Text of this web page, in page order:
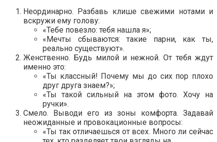
Неординарно. Разбавь клише свежими нотами и
вскружи ему голову:
«Тебе повезло: тебя нашла я»;
«Мечты сбываются: такие парни, как ты,
реально существуют».
Женственно. Будь милой и нежной. От тебя ждут
именно это:
«Ты классный! Почему мы до сих пор плохо
друг друга знаем?»;
«Ты такой сильный на этом фото. Хочу на
ручки».
Смело. Выводи его из зоны комфорта. Задавай
неожиданные и провокационные вопросы:
«Ты так отличаешься от всех. Много ли сейчас